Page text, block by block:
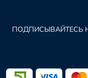
ПОДПИСЫВАЙТЕСЬ